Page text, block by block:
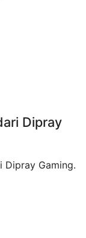
Dipray
Dipray Gaming.